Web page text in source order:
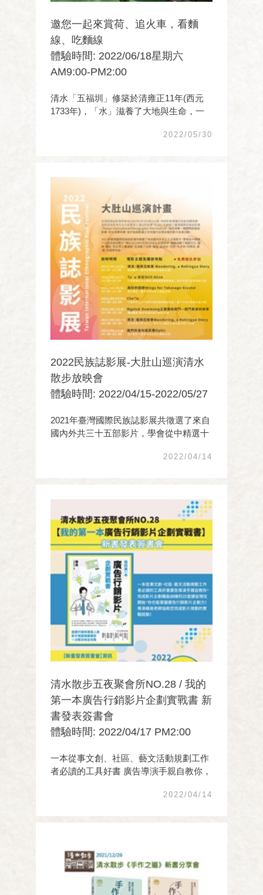
邀您一起來賞荷、追火車，看麵
線、吃麵線
體驗時間: 2022/06/18星期六
AM9:00-PM2:00
清水「五福圳」修築於清雍正11年(西元
1733年)，「水」滋養了大地與生命，一
長錕，沿著水圳一起探訪前人一路走來的
廟、荷花及山巒鐵道等 ...
2022/05/30
2022民族誌影展-大肚山巡演清水
散步放映會
體驗時間: 2022/04/15-2022/05/27
2021年臺灣國際民族誌影展共徵選了來自
國內外共三十五部影片，學會從中精選十
台巡迴放映，議題涵蓋了族群文化、國
灣、緬甸、孟加拉、巴西、大洋洲、阿根
廷、美國、法國等 ...
2022/04/14
清水散步五夜聚會所NO.28 / 我的
第一本廣告行銷影片企劃實戰書 新
書發表簽書會
體驗時間: 2022/04/17 PM2:00
一本從事文創、社區、藝文活動規劃工作
者必讀的工具好書 廣告導演手親自教你，
始，你也能掌握廣告行銷影片企劃力！ 導
驗！
2022/04/14